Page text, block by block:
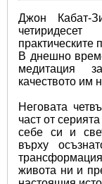
Джон Кабат-
практическите
В днешно
медитация
качеството им
Неговата
част от
себе си и
върху
живота ни и